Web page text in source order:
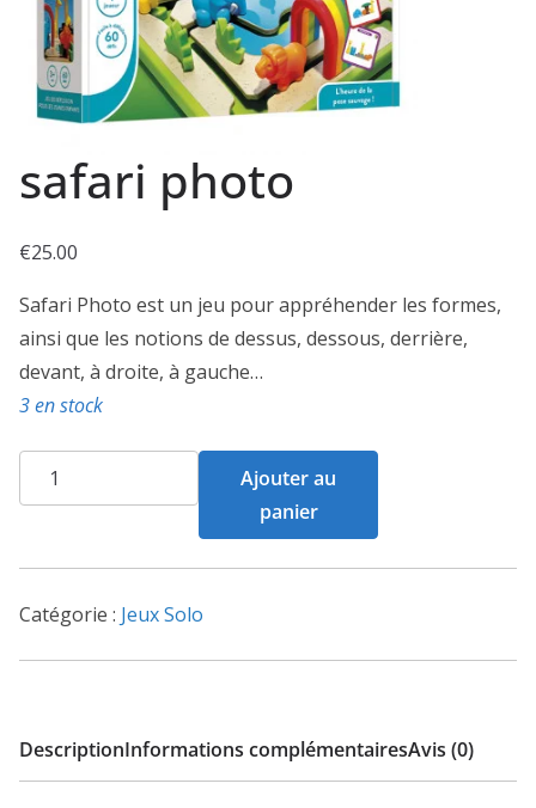
safari photo
€25.00
Safari Photo est un jeu pour appréhender les formes,
ainsi que les notions de dessus, dessous, derrière,
devant, à droite, à gauche…
3 en stock
quantité
de
photo
Ajouter au
panier
Catégorie : Jeux Solo
DescriptionInformations complémentairesAvis (0)